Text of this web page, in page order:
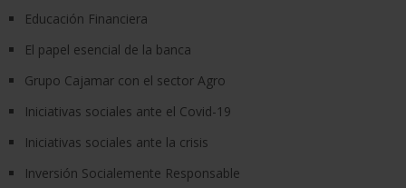
Educación Financiera
El papel esencial de la banca
Grupo Cajamar con el sector Agro
Iniciativas sociales ante el Covid-19
Iniciativas sociales ante la crisis
Inversión Socialemente Responsable